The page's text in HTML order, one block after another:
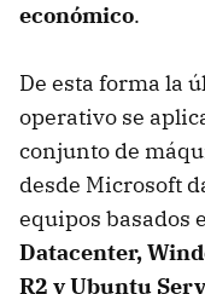
económico.
De esta forma la
operativo se
conjunto de
desde Microsoft
equipos basados
Datacenter,
R2 y Ubuntu